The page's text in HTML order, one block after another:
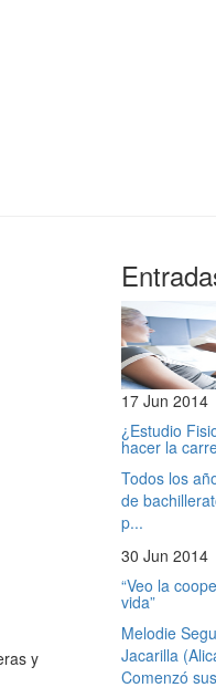
y
17 Jun 2014
¿Estudio
hacer la
Todos los
de
p...
30 Jun 2014
“Veo la
vida”
Melodie
Jacarilla
Comenzó